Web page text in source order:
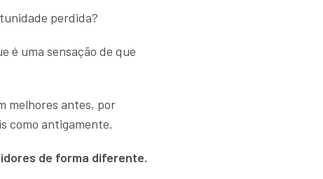
perdida?
é uma sensação de que
melhores antes, por
como antigamente.
de forma diferente.